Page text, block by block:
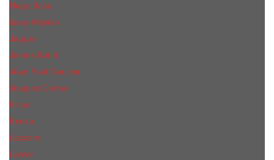
Hugo Boss
Issey Miyake
Jaguar
James Bond
Jean Paul Gaultier
Joaquin Сortes
Kilian
Kenzo
Lacoste
Lanvin